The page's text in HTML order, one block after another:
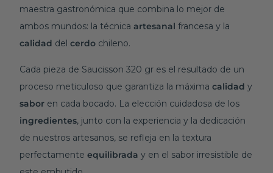
maestra gastronómica que combina lo mejor de
ambos mundos: la técnica artesanal francesa y la
calidad del cerdo chileno.
Cada pieza de Saucisson 320 gr es el resultado de un
proceso meticuloso que garantiza la máxima calidad y
sabor en cada bocado. La elección cuidadosa de los
ingredientes, junto con la experiencia y la dedicación
de nuestros artesanos, se refleja en la textura
perfectamente equilibrada y en el sabor irresistible de